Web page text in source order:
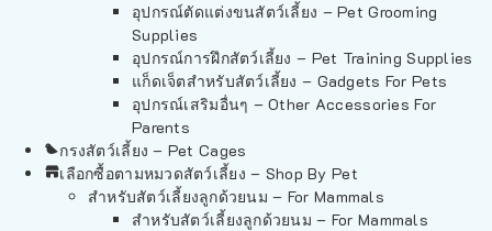
อุปกรณ์ตัดแต่งขนสัตว์เลี้ยง – Pet Grooming
Supplies
อุปกรณ์การฝึกสัตว์เลี้ยง – Pet Training Supplies
แก็ดเจ็ตสำหรับสัตว์เลี้ยง – Gadgets For Pets
อุปกรณ์เสริมอื่นๆ – Other Accessories For
Parents
กรงสัตว์เลี้ยง – Pet Cages
เลือกซื้อตามหมวดสัตว์เลี้ยง – Shop By Pet
สำหรับสัตว์เลี้ยงลูกด้วยนม – For Mammals
สำหรับสัตว์เลี้ยงลูกด้วยนม – For Mammals